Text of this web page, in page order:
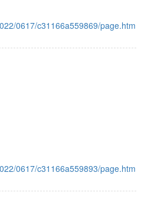
0617/c31166a559869/page.htm
0617/c31166a559893/page.htm